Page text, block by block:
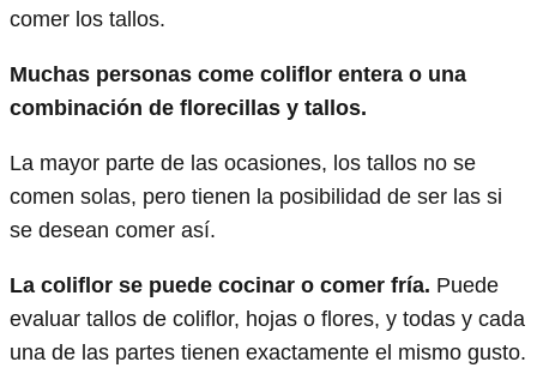
comer los tallos.
Muchas personas come coliflor entera o una
combinación de florecillas y tallos.
La mayor parte de las ocasiones, los tallos no se
comen solas, pero tienen la posibilidad de ser las si
se desean comer así.
La coliflor se puede cocinar o comer fría. Puede
evaluar tallos de coliflor, hojas o flores, y todas y cada
una de las partes tienen exactamente el mismo gusto.